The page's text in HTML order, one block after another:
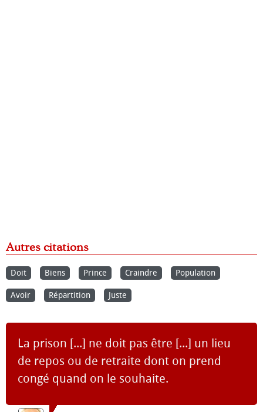
Autres citations
Doit Biens Prince Craindre Population
Avoir Répartition Juste
La prison [...] ne doit pas être [...] un lieu
de repos ou de retraite dont on prend
congé quand on le souhaite.